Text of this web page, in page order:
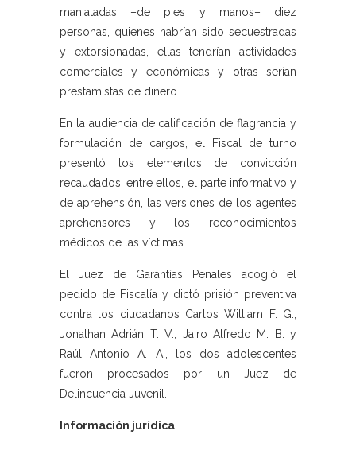
maniatadas –de pies y manos– diez
personas, quienes habrían sido secuestradas
y extorsionadas, ellas tendrían actividades
comerciales y económicas y otras serían
prestamistas de dinero.
En la audiencia de calificación de flagrancia y
formulación de cargos, el Fiscal de turno
presentó los elementos de convicción
recaudados, entre ellos, el parte informativo y
de aprehensión, las versiones de los agentes
aprehensores y los reconocimientos
médicos de las víctimas.
El Juez de Garantías Penales acogió el
pedido de Fiscalía y dictó prisión preventiva
contra los ciudadanos Carlos William F. G.,
Jonathan Adrián T. V., Jairo Alfredo M. B. y
Raúl Antonio A. A., los dos adolescentes
fueron procesados por un Juez de
Delincuencia Juvenil.
Información jurídica